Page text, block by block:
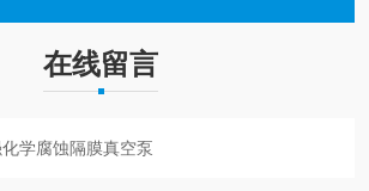
在线留言